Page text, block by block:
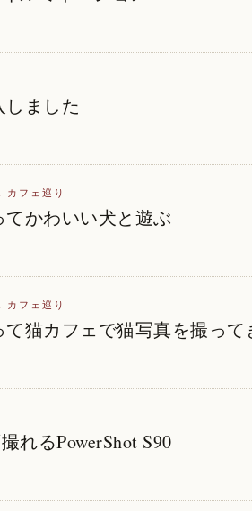
しました
, カフェ巡り
てかわいい犬と遊ぶ
, カフェ巡り
て猫カフェで猫写真を撮っ
れるPowerShot S90